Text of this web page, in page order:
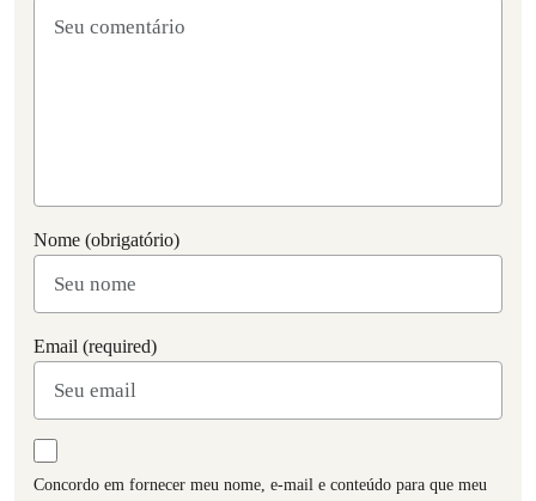
Nome (obrigatório)
Email (required)
Concordo em fornecer meu nome, e-mail e conteúdo para que meu